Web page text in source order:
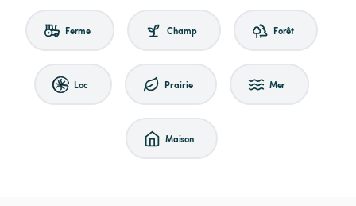
Ferme Champ Forêt
Lac Prairie Mer
Maison